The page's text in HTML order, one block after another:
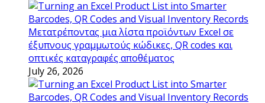
Μετατρέποντας μια λίστα προϊόντων Excel σε
έξυπνους γραμμωτούς κώδικες, QR codes και
οπτικές καταγραφές αποθέματος
July 26, 2026